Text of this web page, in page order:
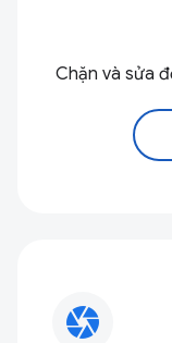
Chặn và sửa
camera